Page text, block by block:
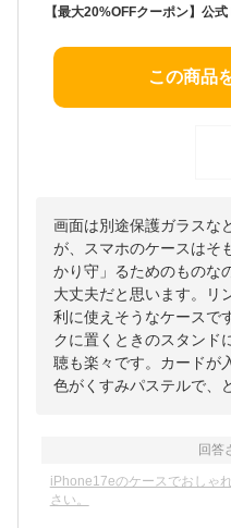
この商品
画面は別途保護ガラスな
が、スマホのケースはそ
かり守」るためのものな
大丈夫だと思います。リ
利に使えそうなケースで
クに置くときのスタンド
聴も楽々です。カードが
色がくすみパステルで、
回答
iPhone17eのケースでおしゃ
さい。